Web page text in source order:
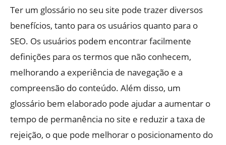
Ter um glossário no seu site pode trazer diversos
benefícios, tanto para os usuários quanto para o
SEO. Os usuários podem encontrar facilmente
definições para os termos que não conhecem,
melhorando a experiência de navegação e a
compreensão do conteúdo. Além disso, um
glossário bem elaborado pode ajudar a aumentar o
tempo de permanência no site e reduzir a taxa de
rejeição, o que pode melhorar o posicionamento do